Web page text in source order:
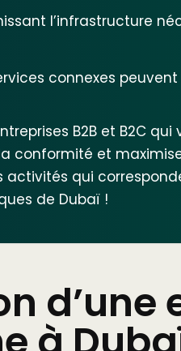
l’infrastructure
connexes
B2B et B2C
conformité et
qui
de Dubaï !
d’une